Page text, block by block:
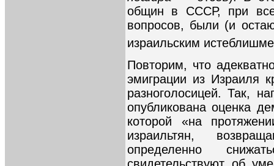
общин в СССР, при
вопросов, были (и
израильским
Повторим, что
эмиграции из Израиля
разноголосицей. Так,
опубликована оценка
которой «на
израильтян,
определенно